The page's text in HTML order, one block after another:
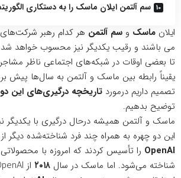
سم آلتمن ایلان ماسک را به دستکاری
ایلان ماسک و سم آلتمن هر کدام رهبر
می باشند و رقیب یکدیگر نیز محسوب خواهد
تا بعضی اوقات در شبکه‌های اجتماعی ناظر
یقیناً رابطه بین ماسک و آلتمن به سال‌ها پیش
تصمیم داریم درمورد تاریخچه درگیری‌های این
توضیح بدهیم.
ماسک و آلتمن همیشه درحال درگیری با یکدیگر
این دو چهره به همراه چند فرد شناخته‌شده دیگر
OpenAI را تأسیس کردند که امروزه با
شناخته می‌شود. اما ماسک در سال ۲۰۱۸